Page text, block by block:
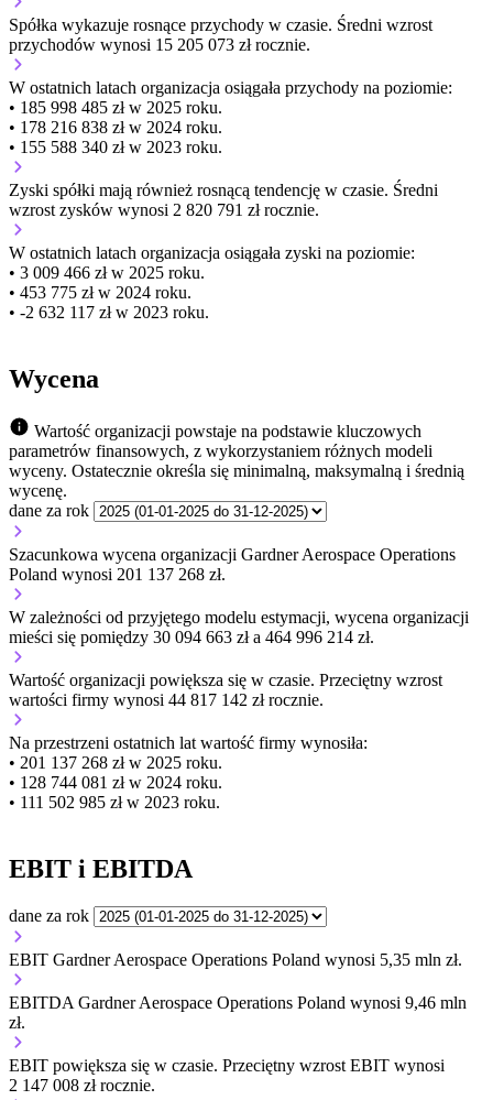
Spółka wykazuje rosnące przychody w czasie. Średni wzrost
przychodów wynosi 15 205 073 zł rocznie.
W ostatnich latach organizacja osiągała przychody na poziomie:
• 185 998 485 zł w 2025 roku.
• 178 216 838 zł w 2024 roku.
• 155 588 340 zł w 2023 roku.
Zyski spółki mają również rosnącą tendencję w czasie. Średni
wzrost zysków wynosi 2 820 791 zł rocznie.
W ostatnich latach organizacja osiągała zyski na poziomie:
• 3 009 466 zł w 2025 roku.
• 453 775 zł w 2024 roku.
• -2 632 117 zł w 2023 roku.
Wycena
Wartość organizacji powstaje na podstawie kluczowych
parametrów finansowych, z wykorzystaniem różnych modeli
wyceny. Ostatecznie określa się minimalną, maksymalną i średnią
wycenę.
dane za rok
Szacunkowa wycena organizacji Gardner Aerospace Operations
Poland wynosi 201 137 268 zł.
W zależności od przyjętego modelu estymacji, wycena organizacji
mieści się pomiędzy 30 094 663 zł a 464 996 214 zł.
Wartość organizacji powiększa się w czasie. Przeciętny wzrost
wartości firmy wynosi 44 817 142 zł rocznie.
Na przestrzeni ostatnich lat wartość firmy wynosiła:
• 201 137 268 zł w 2025 roku.
• 128 744 081 zł w 2024 roku.
• 111 502 985 zł w 2023 roku.
EBIT i EBITDA
dane za rok
EBIT Gardner Aerospace Operations Poland wynosi 5,35 mln zł.
EBITDA Gardner Aerospace Operations Poland wynosi 9,46 mln
zł.
EBIT powiększa się w czasie. Przeciętny wzrost EBIT wynosi
2 147 008 zł rocznie.